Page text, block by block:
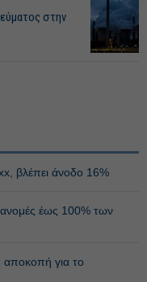
στην
βλέπει άνοδο 16%
έως 100% των
αποκοπή για το